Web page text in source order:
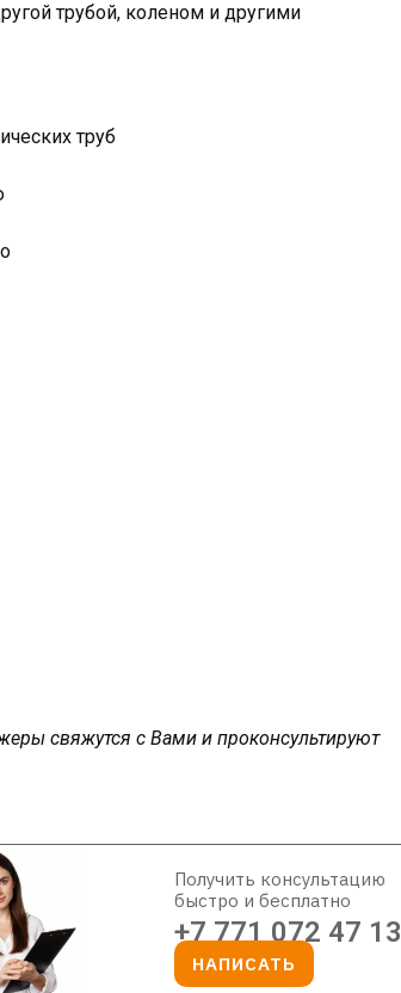
трубой, коленом и другими
труб
свяжутся с Вами и проконсультируют
Получить консультацию
быстро и бесплатно
+7 771 072 47 13
НАПИСАТЬ